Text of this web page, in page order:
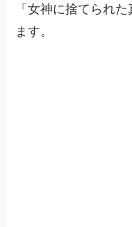
「女神に捨てられ
ます。